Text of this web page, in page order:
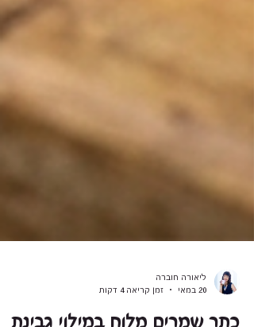
20 במאי
זמן קריאה 4 דקות